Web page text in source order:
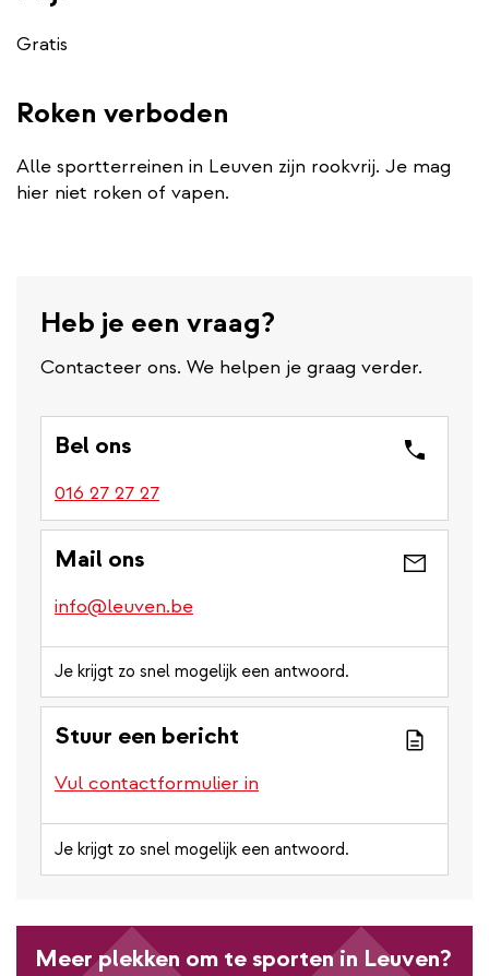
Gratis
Roken verboden
Alle sportterreinen in Leuven zijn rookvrij. Je mag
hier niet roken of vapen.
Heb je een vraag?
Contacteer ons. We helpen je graag verder.
Bel ons
016 27 27 27
Mail ons
info@leuven.be
Je krijgt zo snel mogelijk een antwoord.
Stuur een bericht
Vul contactformulier in
Je krijgt zo snel mogelijk een antwoord.
Meer plekken om te sporten in Leuven?